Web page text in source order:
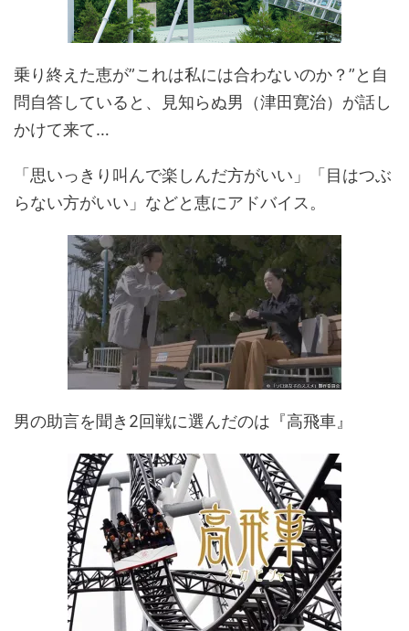
乗り終えた恵が”これは私には合わないのか？ ”と自
問自答していると、見知らぬ男（津田寛治）が話し
かけて来て…
「思いっきり叫んで楽しんだ方がいい」「目はつぶ
らない方がいい」などと恵にアドバイス。
男の助言を聞き2回戦に選んだのは『高飛車』